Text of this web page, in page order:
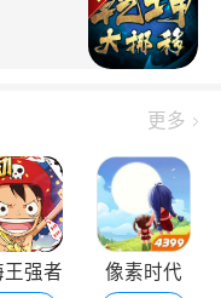
更多
王强者
像素时代